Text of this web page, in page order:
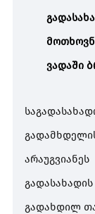
ვადაში
გადახდილ